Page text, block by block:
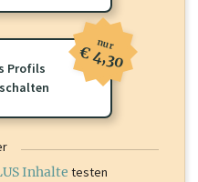
wirtschaft.at PLUS Inhalte
Schalten Sie dieses Profil frei
zu sehen.
Profils
nur
€ 4,30
Inhalte testen